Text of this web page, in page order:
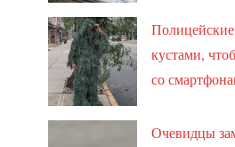
кустами,
со
Очевидцы